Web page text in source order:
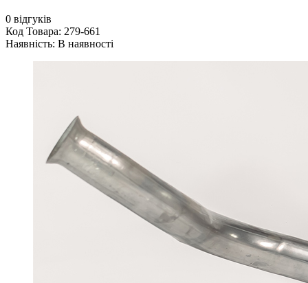
0 відгуків
Код Товара: 279-661
Наявність: В наявності